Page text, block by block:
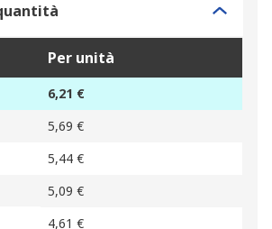
Per unità
6,21 €
5,69 €
5,44 €
5,09 €
4,61 €